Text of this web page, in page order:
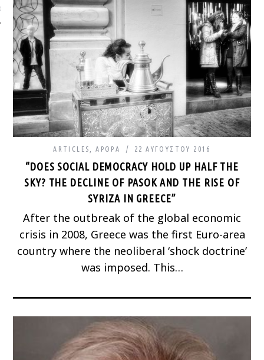
ARTICLES ,ΆΡΘΡΑ 22 ΑΥΓΟΎΣΤΟΥ 2016
“DOES SOCIAL DEMOCRACY HOLD UP HALF THE
SKY? THE DECLINE OF PASOK AND THE RISE OF
SYRIZA IN GREECE”
After the outbreak of the global economic
crisis in 2008, Greece was the first Euro-area
country where the neoliberal ‘shock doctrine’
was imposed. This…